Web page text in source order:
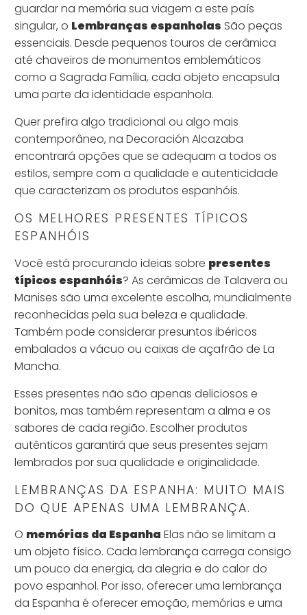
guardar na memória sua viagem a este país
singular, o Lembranças espanholas São peças
essenciais. Desde pequenos touros de cerâmica
até chaveiros de monumentos emblemáticos
como a Sagrada Família, cada objeto encapsula
uma parte da identidade espanhola.
Quer prefira algo tradicional ou algo mais
contemporâneo, na Decoración Alcazaba
encontrará opções que se adequam a todos os
estilos, sempre com a qualidade e autenticidade
que caracterizam os produtos espanhóis.
OS MELHORES PRESENTES TÍPICOS
ESPANHÓIS
Você está procurando ideias sobre presentes
típicos espanhóis? As cerâmicas de Talavera ou
Manises são uma excelente escolha, mundialmente
reconhecidas pela sua beleza e qualidade.
Também pode considerar presuntos ibéricos
embalados a vácuo ou caixas de açafrão de La
Mancha.
Esses presentes não são apenas deliciosos e
bonitos, mas também representam a alma e os
sabores de cada região. Escolher produtos
autênticos garantirá que seus presentes sejam
lembrados por sua qualidade e originalidade.
LEMBRANÇAS DA ESPANHA: MUITO MAIS
DO QUE APENAS UMA LEMBRANÇA.
O memórias da Espanha Elas não se limitam a
um objeto físico. Cada lembrança carrega consigo
um pouco da energia, da alegria e do calor do
povo espanhol. Por isso, oferecer uma lembrança
da Espanha é oferecer emoção, memórias e uma